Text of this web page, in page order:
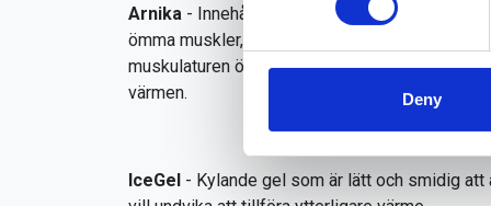
information about your use
other information that
Deny
Arnika - Innehåller extrakt från den
ömma muskler, sträckningar eller
muskulaturen över rygg och rumpa. Det går
värmen.
IceGel - Kylande gel som är lätt och smidig att